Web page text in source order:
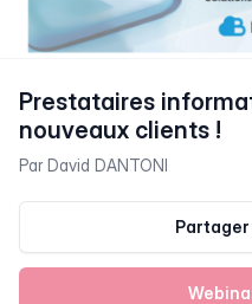
Prestataires
nouveaux clients !
ParDavid DANTONI